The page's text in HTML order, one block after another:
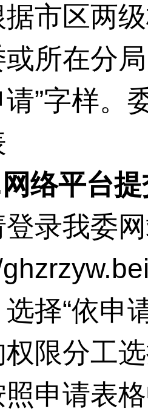
区两级
所在分
”字样。
络平台
我委网
择“依申
限分工
申请表